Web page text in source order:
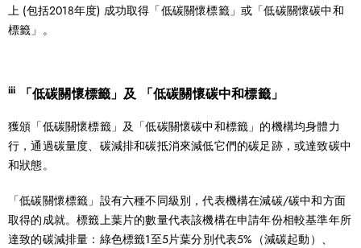
上 (包括2018年度) 成功取得「低碳關懷標籤」或「低碳關懷碳中和
標籤」。
iii 「低碳關懷標籤」及 「低碳關懷碳中和標籤」
獲頒「低碳關懷標籤」及「低碳關懷碳中和標籤」的機構均身體力
行，通過碳量度、碳減排和碳抵消來減低它們的碳足跡，或達致碳中
和狀態。
「低碳關懷標籤」設有六種不同級別，代表機構在減碳/碳中和方面
取得的成就。標籤上葉片的數量代表該機構在申請年份相較基準年所
達致的碳減排量：綠色標籤1至5片葉分別代表5%（減碳起動）、